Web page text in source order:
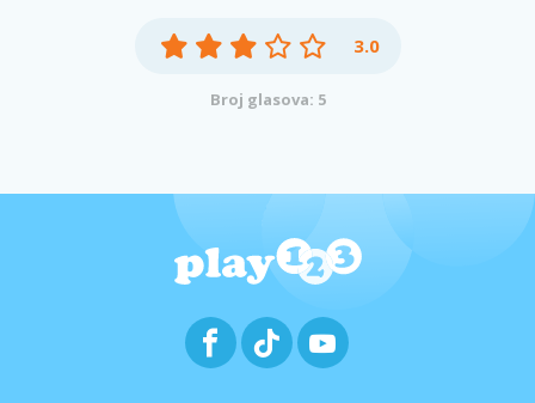
3.0
Broj glasova: 5